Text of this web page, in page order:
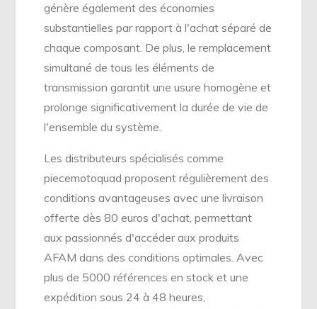
génère également des économies
substantielles par rapport à l'achat séparé de
chaque composant. De plus, le remplacement
simultané de tous les éléments de
transmission garantit une usure homogène et
prolonge significativement la durée de vie de
l'ensemble du système.
Les distributeurs spécialisés comme
piecemotoquad proposent régulièrement des
conditions avantageuses avec une livraison
offerte dès 80 euros d'achat, permettant
aux passionnés d'accéder aux produits
AFAM dans des conditions optimales. Avec
plus de 5000 références en stock et une
expédition sous 24 à 48 heures,